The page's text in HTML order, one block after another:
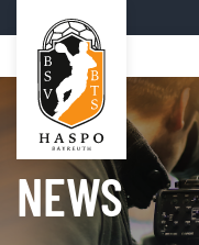
NEWS